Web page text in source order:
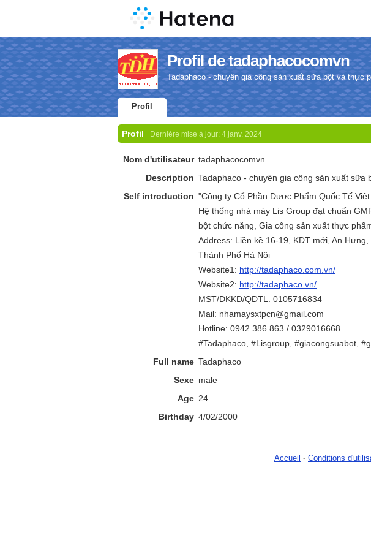
Profil de tadaphacocomvn
Tadaphaco - chuyên gia công sản xuất sữa bột và thực
Profil
Profil Dernière mise à jour: 4 janv. 2024
Nom d'utilisateur tadaphacocomvn
Description Tadaphaco - chuyên gia công sản xuất sữa
Self introduction "Công ty Cổ Phần Dược Phẩm Quốc Tế
Hệ thống nhà máy Lis Group đạt chuẩn
bột chức năng, Gia công sản xuất thực
Address: Liền kề 16-19, KĐT mới, An
Thành Phố Hà Nội
Website1: http://tadaphaco.com.vn/
Website2: http://tadaphaco.vn/
MST/DKKD/QDTL: 0105716834
Mail: nhamaysxtpcn@gmail.com
Hotline: 0942.386.863 / 0329016668
#Tadaphaco, #Lisgroup, #giacongsuabot,
Full name Tadaphaco
Sexe male
Age 24
Birthday 4/02/2000
Accueil - Conditions